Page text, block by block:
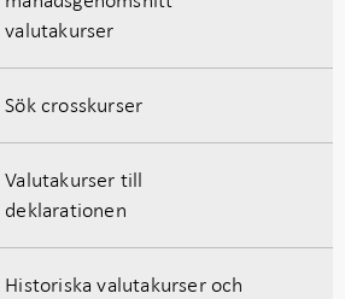
valutakurser
Sök crosskurser
Valutakurser till
deklarationen
Historiska valutakurser och